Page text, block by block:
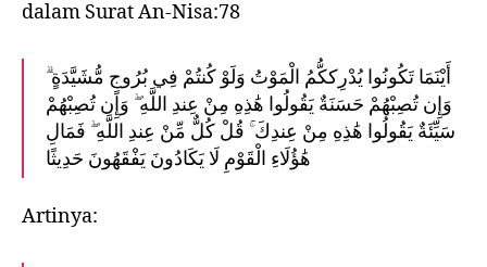
dalam Surat An-Nisa:78
أَيْنَمَا تَكُونُوا يُدْرِككُّمُ الْمَوْتُ وَلَوْ كُنتُمْ فِي بُرُوجٍ مُّشَيَّدَةٍ ۗ
وَإِن تُصِبْهُمْ حَسَنَةٌ يَقُولُوا هَٰذِهِ مِنْ عِندِ اللَّهِ ۖ وَإِن تُصِبْهُمْ
سَيِّئَةٌ يَقُولُوا هَٰذِهِ مِنْ عِندِكَ ۚ قُلْ كُلٌّ مِّنْ عِندِ اللَّهِ ۖ فَمَالِ
هَٰؤُلَاءِ الْقَوْمِ لَا يَكَادُونَ يَفْقَهُونَ حَدِيثًا
Artinya: